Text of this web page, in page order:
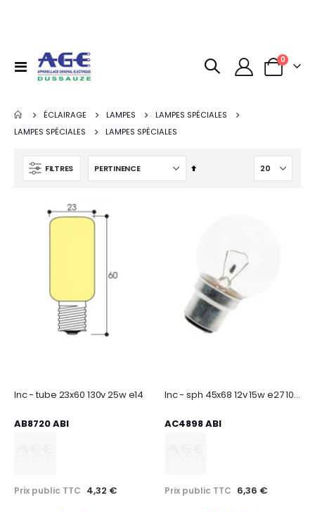
Basculer
Panier
0articles
ÉCLAIRAGE LAMPES
LAMPES SPÉCIALES
LAMPES SPÉCIALES
LAMPES SPÉCIALES
FILTRES
Par
Inc - tube 23x60 130v 25w e14
AB8720 ABI
Prix public TTC 4,32 €
Inc - sph 45x68 12v 15w e27 1000h
AC4898 ABI
Prix public TTC 6,36 €